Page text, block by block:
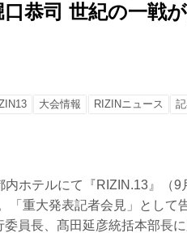
恭司 世紀の一戦が
大会情報 RIZINニュース
ホテルにて『RIZIN.13』（
「重大発表記者会見」として
員長、髙田延彦統括本部長